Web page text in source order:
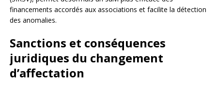
financements accordés aux associations et facilite la détection
des anomalies.
Sanctions et conséquences
juridiques du changement
d’affectation